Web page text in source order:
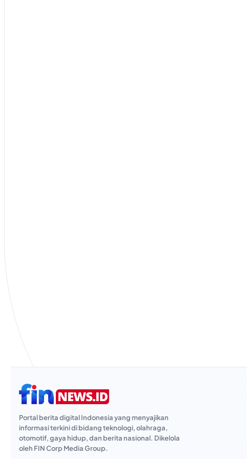
Portal berita digital Indonesia yang menyajikan
informasi terkini di bidang teknologi, olahraga,
otomotif, gaya hidup, dan berita nasional. Dikelola
oleh FIN Corp Media Group.